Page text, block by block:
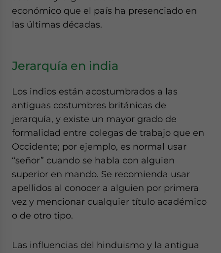
económico que el país ha presenciado en
las últimas décadas.
Jerarquía en india
Los indios están acostumbrados a las
antiguas costumbres británicas de
jerarquía, y existe un mayor grado de
formalidad entre colegas de trabajo que en
Occidente; por ejemplo, es normal usar
“señor” cuando se habla con alguien
superior en mando. Se recomienda usar
apellidos al conocer a alguien por primera
vez y mencionar cualquier título académico
o de otro tipo.
Las influencias del hinduismo y la antigua